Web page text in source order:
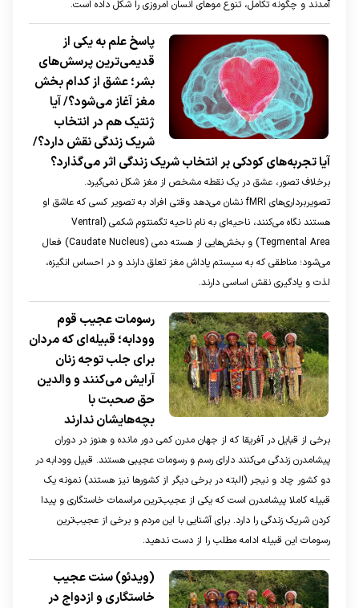
آمدند و چگونه تکامل، تنوع موهای انسان امروزی را شکل داده است.
پاسخ علم به یکی از
قدیمی‌ترین پرسش‌های
بشر؛ عشق از کدام بخش
مغز آغاز می‌شود؟/ آیا
ژنتیک هم در انتخاب
شریک زندگی نقش دارد؟/
آیا تجربه‌های کودکی بر انتخاب شریک زندگی اثر می‌گذارد؟
برخلاف تصور، عشق در یک نقطه مشخص از مغز شکل نمی‌گیرد.
تصویربرداری‌های fMRI نشان می‌دهد وقتی افراد به تصویر کسی که عاشق او
هستند نگاه می‌کنند، ناحیه‌ای به نام ناحیه تگمنتوم شکمی (Ventral
Tegmental Area) و بخش‌هایی از هسته دمی (Caudate Nucleus) فعال
می‌شود؛ مناطقی که به سیستم پاداش مغز تعلق دارند و در احساس انگیزه،
لذت و یادگیری نقش اساسی دارند.
رسومات عجیب قوم
وودابه؛ قبیله‌ای که مردان
برای جلب توجه زنان
آرایش می‌کنند و والدین
حق صحبت با
بچه‌هایشان ندارند
برخی از قبایل در آفریقا که از جهان مدرن کمی دور مانده و هنوز در دوران
پیشامدرن زندگی می‌کنند دارای رسم و رسومات عجیبی هستند. قبیل وودابه در
دو کشور چاد و نیجر (البته در برخی دیگر از کشور‌ها نیز هستند) نمونه یک
قبیله کاملا پیشامدرن است که یکی از عجیب‌ترین مراسمات خاستگاری و پیدا
کردن شریک زندگی را دارد. برای آشنایی با این مردم و برخی از عجیب‌ترین
رسومات این قبیله ادامه مطلب را از دست ندهید.
(ویدئو) سنت عجیب
خاستگاری و ازدواج در